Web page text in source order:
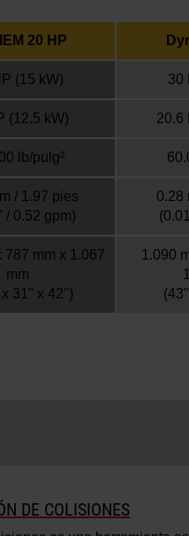
20 HP
(15 kW) 30
(12.5 kW) 20.6
lb/pulg²
/ 1.97 pies
/ 0.52 gpm)
0.28
787 mm x 1.067
mm
31" x 42")
1.090
DE COLISIONES